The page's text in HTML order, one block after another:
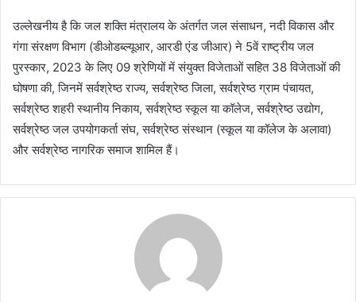
उल्लेखनीय है कि जल शक्ति मंत्रालय के अंतर्गत जल संसाधन, नदी विकास और
गंगा संरक्षण विभाग (डीओडब्ल्यूआर, आरडी एंड जीआर) ने 5वें राष्ट्रीय जल
पुरस्कार, 2023 के लिए 09 श्रेणियों में संयुक्त विजेताओं सहित 38 विजेताओं की
घोषणा की, जिनमें सर्वश्रेष्ठ राज्य, सर्वश्रेष्ठ जिला, सर्वश्रेष्ठ ग्राम पंचायत,
सर्वश्रेष्ठ शहरी स्थानीय निकाय, सर्वश्रेष्ठ स्कूल या कॉलेज, सर्वश्रेष्ठ उद्योग,
सर्वश्रेष्ठ जल उपयोगकर्ता संघ, सर्वश्रेष्ठ संस्थान (स्कूल या कॉलेज के अलावा)
और सर्वश्रेष्ठ नागरिक समाज शामिल हैं।